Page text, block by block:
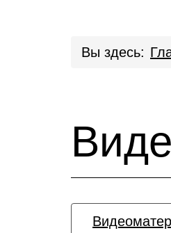
Вы здесь: